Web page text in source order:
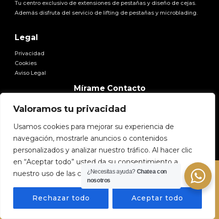
Valoramos tu privacidad
Usamos cookies para mejorar su experiencia de
navegación, mostrarle anuncios o contenidos
personalizados y analizar nuestro tráfico. Al hacer clic
en “Aceptar todo” usted da su consentimiento a
nuestro uso de las cookies.
Rechazar todo Aceptar todo
Tu centro exclusivo de extensiones de pestañas y diseño de cejas.
Además disfruta del servicio de lifting de pestañas y microblading.
Legal
Privacidad
Cookies
Aviso Legal
Mírame Contacto
E-mail: hola@miramexxl.com
Copyright © 2026 Mírame
¿Necesitas ayuda? Chatea con
nosotros